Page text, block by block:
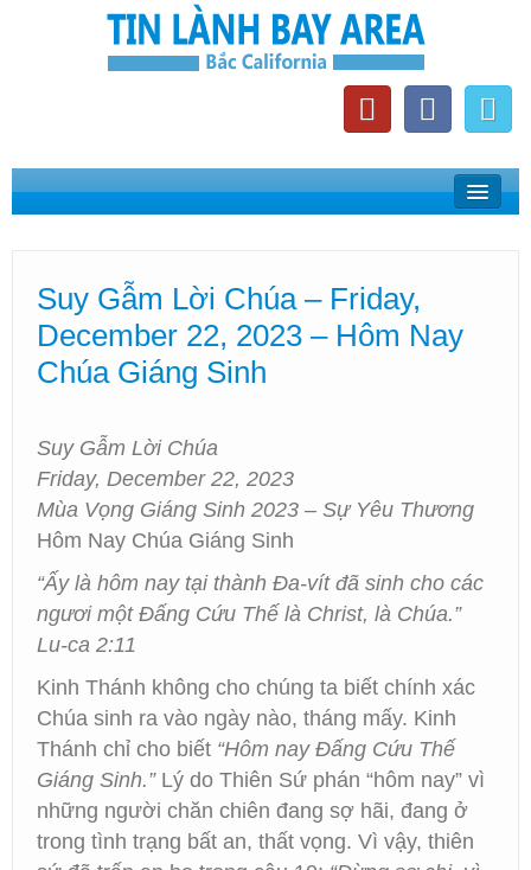
Home
Phát Thanh Tin Lành Bay Area
Các Hội Thánh Bắc California
Suy Gẫm Lời Chúa – Friday,
December 22, 2023 – Hôm Nay
Chúa Giáng Sinh
Suy Gẫm Lời Chúa
Friday, December 22, 2023
Mùa Vọng Giáng Sinh 2023 – Sự Yêu Thương
Hôm Nay Chúa Giáng Sinh
“Ấy là hôm nay tại thành Đa-vít đã sinh cho các
ngươi một Đấng Cứu Thế là Christ, là Chúa.”
Lu-ca 2:11
Kinh Thánh không cho chúng ta biết chính xác
Chúa sinh ra vào ngày nào, tháng mấy. Kinh
Thánh chỉ cho biết “Hôm nay Đấng Cứu Thế
Giáng Sinh.”Lý do Thiên Sứ phán “hôm nay” vì
những người chăn chiên đang sợ hãi, đang ở
trong tình trạng bất an, thất vọng. Vì vậy, thiên